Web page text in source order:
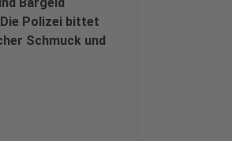
Polizei bittet
Schmuck und